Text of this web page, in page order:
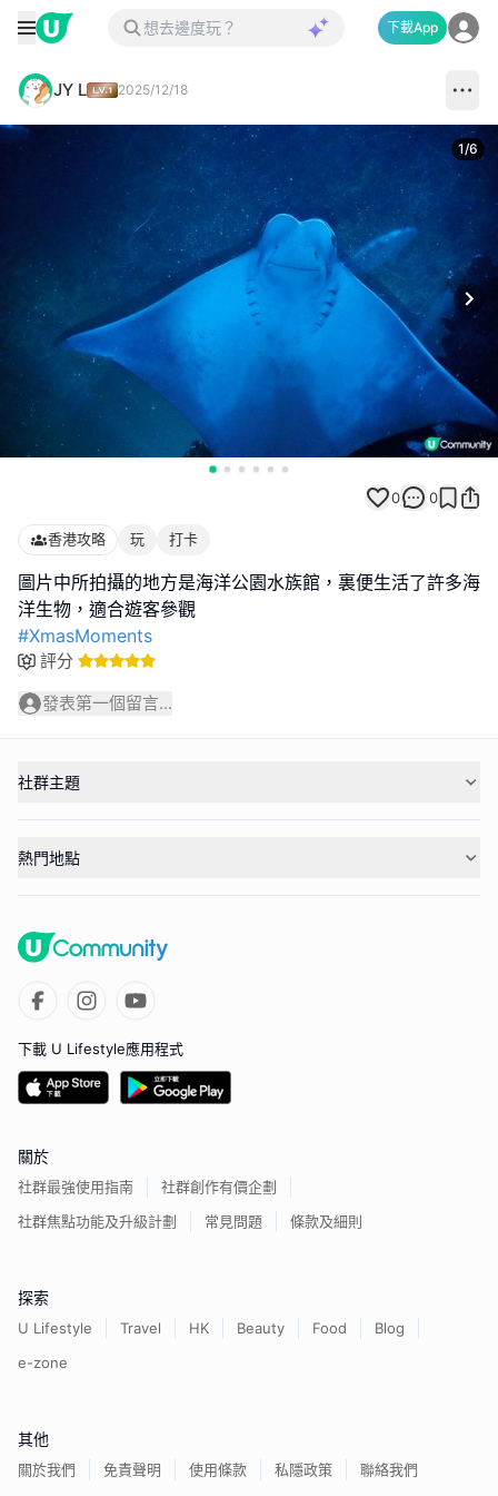
下載App
JY L 2025/12/18
1/6
0 0
香港攻略 玩 打卡
圖片中所拍攝的地方是海洋公園水族館，裏便生活了許多海
#XmasMoments
評分
發表第一個留言...
社群主題
熱門地點
下載 U Lifestyle應用程式
關於
社群最強使用指南
社群創作有價企劃
社群焦點功能及升級計劃
常見問題 條款及細則
探索
U Lifestyle Travel HK Beauty Food
Blog
e-zone
其他
關於我們 免責聲明 使用條款 私隱政策 聯絡我們